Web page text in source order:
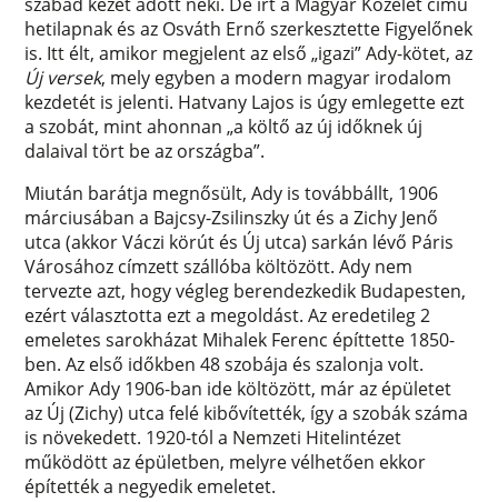
hetilapnak és az Osváth Ernő szerkesztette Figyelőnek
is. Itt élt, amikor megjelent az első „igazi” Ady-kötet, az
Új versek, mely egyben a modern magyar irodalom
kezdetét is jelenti. Hatvany Lajos is úgy emlegette ezt
a szobát, mint ahonnan „a költő az új időknek új
dalaival tört be az országba”.
Miután barátja megnősült, Ady is továbbállt, 1906
márciusában a Bajcsy-Zsilinszky út és a Zichy Jenő
utca (akkor Váczi körút és Új utca) sarkán lévő Páris
Városához címzett szállóba költözött. Ady nem
tervezte azt, hogy végleg berendezkedik Budapesten,
ezért választotta ezt a megoldást. Az eredetileg 2
emeletes sarokházat Mihalek Ferenc építtette 1850-
ben. Az első időkben 48 szobája és szalonja volt.
Amikor Ady 1906-ban ide költözött, már az épületet
az Új (Zichy) utca felé kibővítették, így a szobák száma
is növekedett. 1920-tól a Nemzeti Hitelintézet
működött az épületben, melyre vélhetően ekkor
építették a negyedik emeletet.